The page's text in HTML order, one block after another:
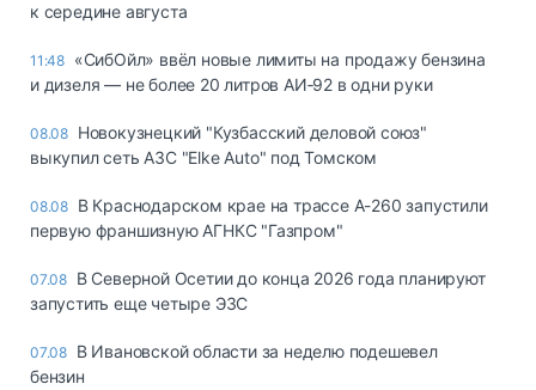
к середине августа
11:48 «СибОйл» ввёл новые лимиты на продажу бензина
и дизеля — не более 20 литров АИ‑92 в одни руки
08.08 Новокузнецкий "Кузбасский деловой союз"
выкупил сеть АЗС "Elke Auto" под Томском
08.08 В Краснодарском крае на трассе А-260 запустили
первую франшизную АГНКС "Газпром"
07.08 В Северной Осетии до конца 2026 года планируют
запустить еще четыре ЭЗС
07.08 В Ивановской области за неделю подешевел
бензин